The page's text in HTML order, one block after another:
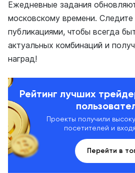
Ежедневные задания
московскому времени.
публикациями, чтобы всегда
актуальных комбинаций и
наград!
Рейтинг лучших
Проекты получили
посетителей и
Перейти в